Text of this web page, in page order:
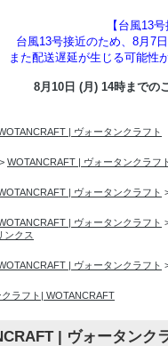
【台風13
台風13号接近のため、8月7
また配送遅延が生じる可能性
8月10日 (月) 14時までの
| ヴォータンクラフト
WOTANCRAFT | ヴォータンクラフ
| ヴォータンクラフト
| ヴォータンクラフト
ンクス
| ヴォータンクラフト
ラフト| WOTANCRAFT
| ヴォータンク